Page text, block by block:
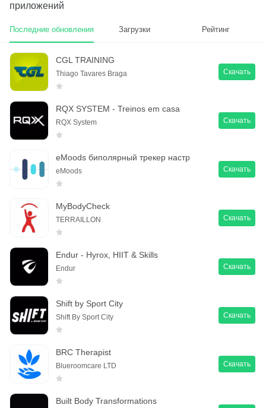
приложений
Последние обновления Загрузки Рейтинг
CGL TRAINING
Thiago Tavares Braga Скачать
RQX SYSTEM - Treinos em casa
RQX System Скачать
eMoods биполярный трекер настр
eMoods Скачать
MyBodyCheck
TERRAILLON Скачать
Endur - Hyrox, HIIT & Skills
Endur Скачать
Shift by Sport City
Shift By Sport City Скачать
BRC Therapist
Blueroomcare LTD Скачать
Built Body Transformations